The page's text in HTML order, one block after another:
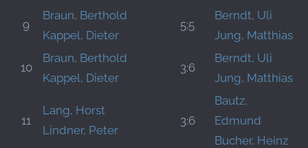
9
Braun, Berthold
Kappel, Dieter
5:5
Berndt, Uli
Jung, Matthias
10
Braun, Berthold
Kappel, Dieter
3:6
Berndt, Uli
Jung, Matthias
11
Lang, Horst
Lindner, Peter
3:6
Bautz,
Edmund
Bucher, Heinz